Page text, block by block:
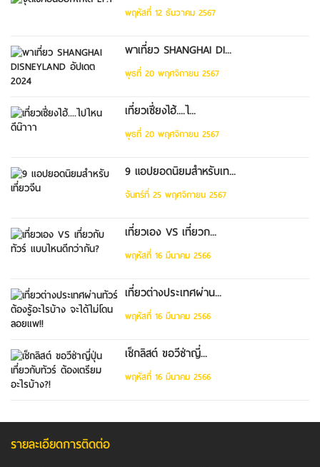
พฤหัสที่ 12 ธันวาคม 2567
พาเที่ยว SHANGHAI DI...
พุธที่ 20 พฤศจิกายน 2567
เที่ยวเซี่ยงไฮ้....ไ...
พุธที่ 20 พฤศจิกายน 2567
9 แอปยอดนิยมสำหรับเท...
จันทร์ที่ 25 พฤศจิกายน 2567
เที่ยวเอง VS เที่ยวก...
พฤหัสที่ 16 มีนาคม 2566
เที่ยวต่างประเทศผ่าน...
พฤหัสที่ 16 มีนาคม 2566
เช็กลิสต์ ขอวีซ่าญี่...
พฤหัสที่ 16 มีนาคม 2566
รายละเอียดการติดต่อ